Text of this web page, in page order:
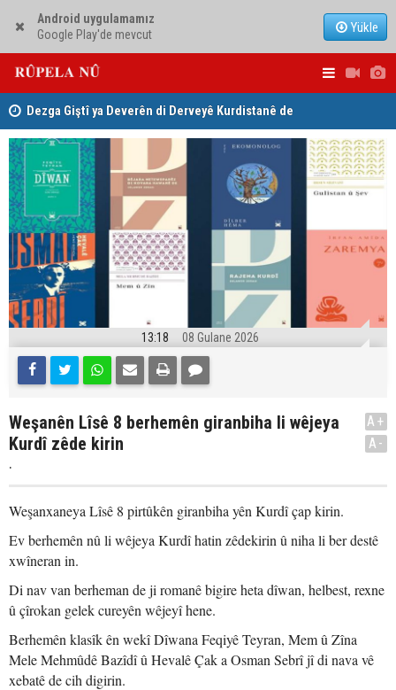
Android uygulamamız
Google Play'de mevcut
Yükle
Dezga Giştî ya Deverên di Derveyê Kurdistanê de
gotinên parêzgere Kerkûkê Muhammed Saman red kir
13:18 08 Gulane 2026
Weşanên Lîsê 8 berhemên giranbiha li wêjeya
Kurdî zêde kirin
.
A+
A-
Weşanxaneya Lîsê 8 pirtûkên giranbiha yên Kurdî çap kirin.
Ev berhemên nû li wêjeya Kurdî hatin zêdekirin û niha li ber destê
xwîneran in.
Di nav van berheman de ji romanê bigire heta dîwan, helbest, rexne
û çîrokan gelek cureyên wêjeyî hene.
Berhemên klasîk ên wekî Dîwana Feqiyê Teyran, Mem û Zîna
Mele Mehmûdê Bazîdî û Hevalê Çak a Osman Sebrî jî di nava vê
xebatê de cih digirin.